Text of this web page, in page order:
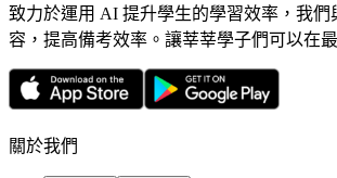
致力於運用 AI 提升學生的學習效率，我
容，提高備考效率。讓莘莘學子們可以在
關於我們